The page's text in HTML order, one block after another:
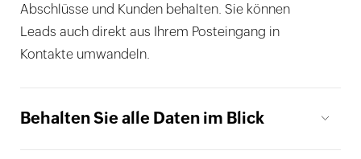
Abschlüsse und Kunden behalten. Sie können
Leads auch direkt aus Ihrem Posteingang in
Kontakte umwandeln.
Behalten Sie alle Daten im Blick